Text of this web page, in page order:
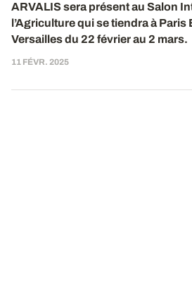
ARVALIS sera présentau Salon
l’Agriculture qui se tiendra à Paris
Versailles du 22 février au 2 mars.
11 FÉVR. 2025